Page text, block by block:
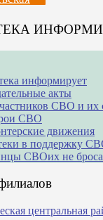
информирует
акты
СВО и их
СВО
движения
в поддержку
СВОих не
центральная